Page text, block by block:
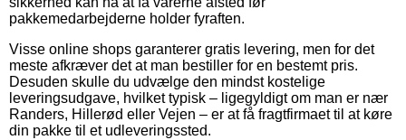
pakkemedarbejderne holder fyraften.
Visse online shops garanterer gratis levering, men for det
meste afkræver det at man bestiller for en bestemt pris.
Desuden skulle du udvælge den mindst kostelige
leveringsudgave, hvilket typisk – ligegyldigt om man er nær
Randers, Hillerød eller Vejen – er at få fragtfirmaet til at køre
din pakke til et udleveringssted.